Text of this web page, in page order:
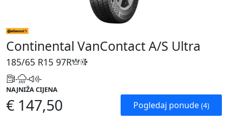
Continental VanContact A/S Ultra
185/65 R15 97R
- - -
NAJNIŽA CIJENA
€ 147,50 Pogledaj ponude (4)